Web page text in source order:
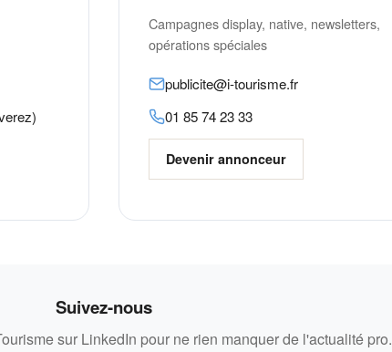
Campagnes display, native, newsletters,
opérations spéciales
publicite@i-tourisme.fr
01 85 74 23 33
Devenir annonceur
Suivez-nous
sur LinkedIn pour ne rien manquer de l'actualité pro.